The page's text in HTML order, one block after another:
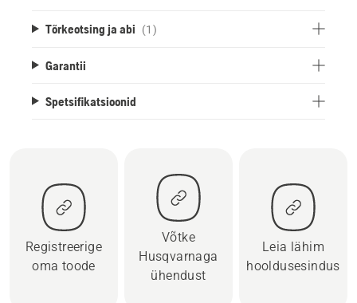
Tõrkeotsing ja abi (1)
Garantii
Spetsifikatsioonid
Registreerige
oma toode
Võtke
Husqvarnaga
ühendust
Leia lähim
hooldusesindus